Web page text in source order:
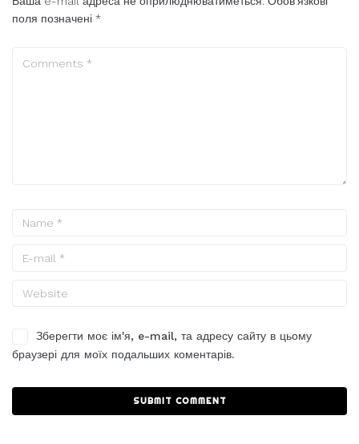
поля позначені *
Зберегти моє ім'я, e-mail, та адресу сайту в цьому
браузері для моїх подальших коментарів.